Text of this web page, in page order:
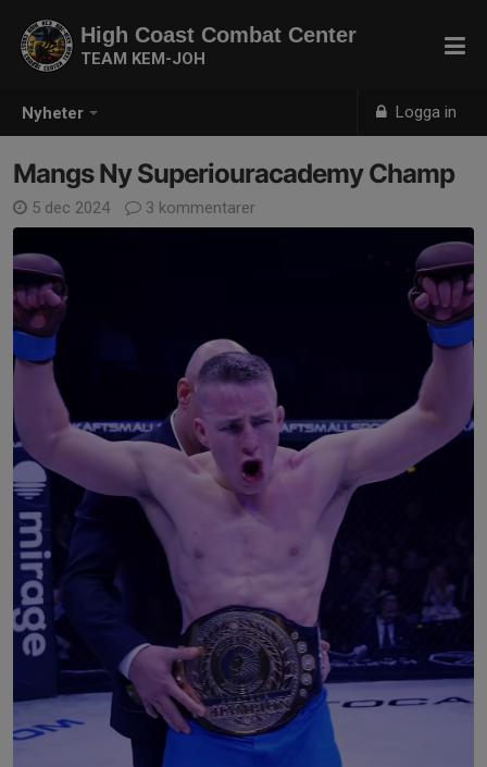
Nyheter Logga in
High Coast Combat Center
TEAM KEM-JOH
Mangs Ny Superiouracademy Champ
5 dec 2024 3 kommentarer